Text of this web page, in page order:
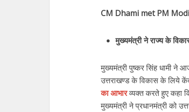
CM Dhami met PM Modi
मुख्यमंत्री ने राज्य के
मुख्यमंत्री पुष्कर सिंह धामी ने
उत्तराखण्ड के विकास के लिये
का आभारव्यक्त करते हुए कहा
मुख्यमंत्री ने प्रधानमंत्री को